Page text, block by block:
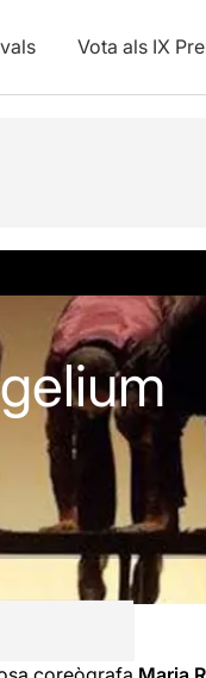
Vota als IX